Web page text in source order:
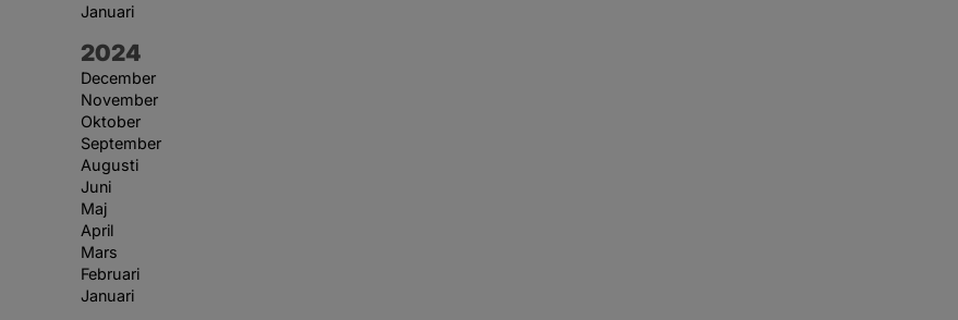
Januari
År:
2024
December
November
Oktober
September
Augusti
Juni
Maj
April
Mars
Februari
Januari